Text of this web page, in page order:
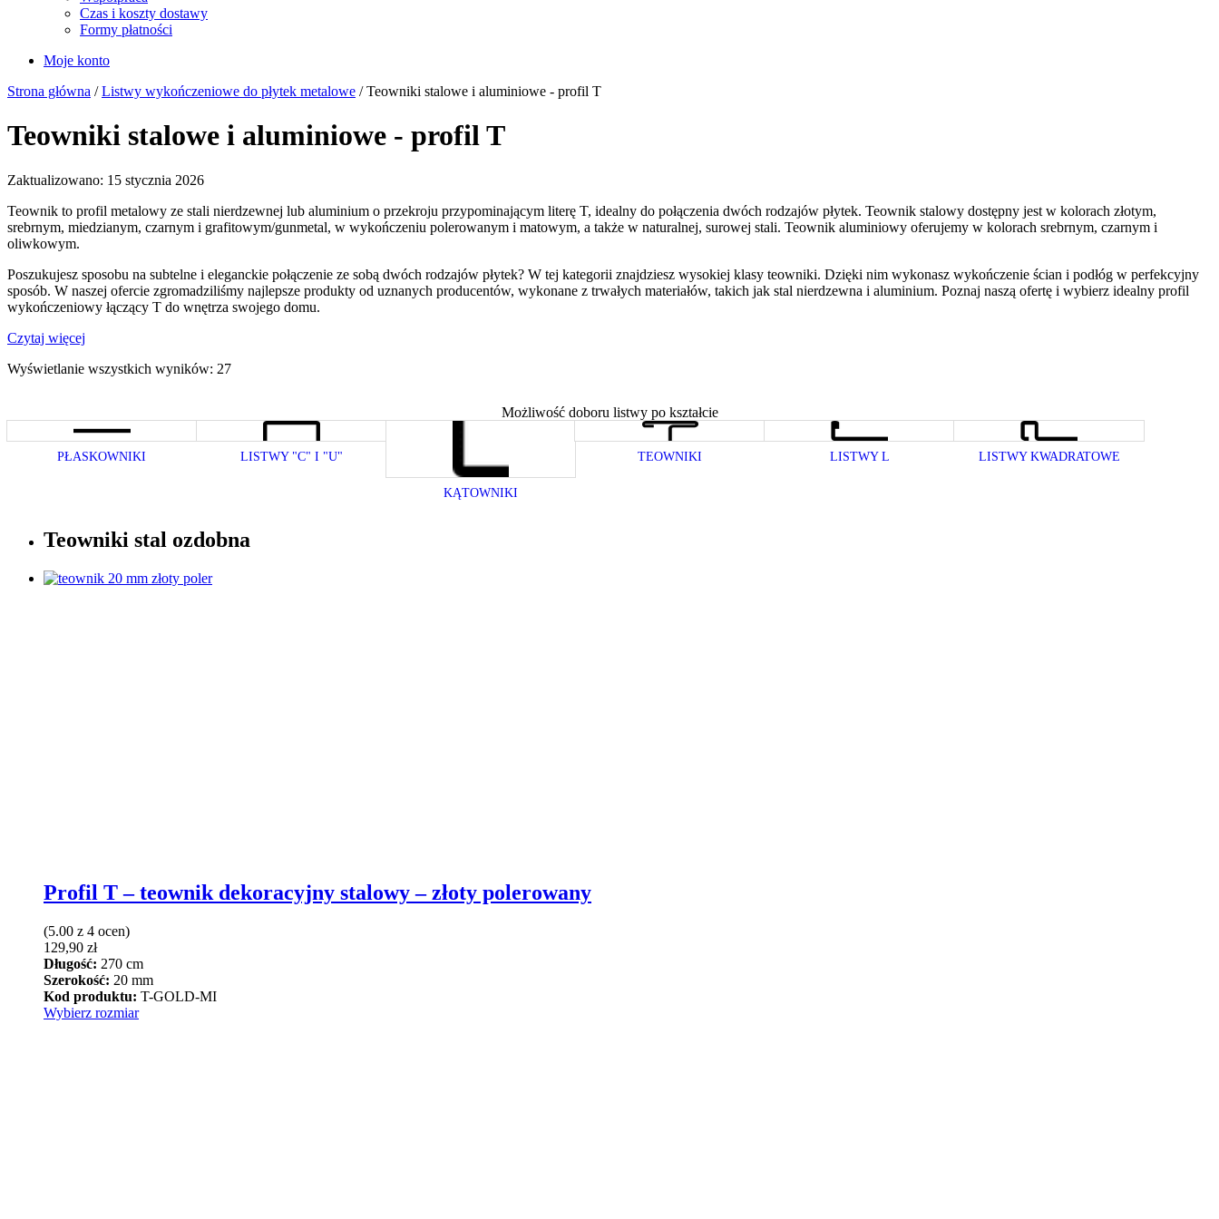
Czas i koszty dostawy
Formy płatności
Moje konto
Strona główna /Listwy wykończeniowe do płytek metalowe / Teowniki stalowe i aluminiowe - profil T
Teowniki stalowe i aluminiowe - profil T
Zaktualizowano: 15 stycznia 2026
Teownik to profil metalowy ze stali nierdzewnej lub aluminium o przekroju przypominającym literę T, idealny do połączenia dwóch rodzajów płytek. Teownik stalowy dostępny jest w kolorach złotym,
srebrnym, miedzianym, czarnym i grafitowym/gunmetal, w wykończeniu polerowanym i matowym, a także w naturalnej, surowej stali. Teownik aluminiowy oferujemy w kolorach srebrnym, czarnym i
oliwkowym.
Poszukujesz sposobu na subtelne i eleganckie połączenie ze sobą dwóch rodzajów płytek? W tej kategorii znajdziesz wysokiej klasy teowniki. Dzięki nim wykonasz wykończenie ścian i podłóg w perfekcyjny
sposób. W naszej ofercie zgromadziliśmy najlepsze produkty od uznanych producentów, wykonane z trwałych materiałów, takich jak stal nierdzewna i aluminium. Poznaj naszą ofertę i wybierz idealny profil
wykończeniowy łączący T do wnętrza swojego domu.
Czytaj więcej
Wyświetlanie wszystkich wyników: 27
Możliwość doboru listwy po kształcie
PŁASKOWNIKI LISTWY "C" I "U"
KĄTOWNIKI
TEOWNIKI LISTWY L LISTWY KWADRATOWE
Teowniki stal ozdobna
Profil T – teownik dekoracyjny stalowy – złoty polerowany
(5.00 z 4 ocen)
129,90 zł
Długość: 270 cm
Szerokość: 20 mm
Kod produktu: T-GOLD-MI
Wybierz rozmiarTen